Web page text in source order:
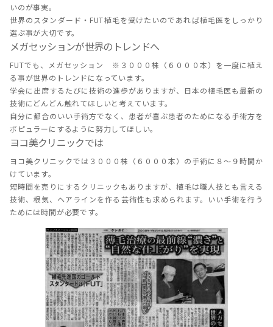
いのが事実。
世界のスタンダード・FUT植毛を受けたいのであれば植毛医をしっかり
選ぶ事が大切です。
メガセッションが世界のトレンドへ
FUTでも、メガセッション ※３０００株（６０００本）を一度に植え
る事が世界のトレンドになっています。
学会に出席するたびに技術の進歩がありますが、日本の植毛医も最新の
技術にどんどん触れてほしいと考えています。
自分に都合のいい手術方でなく、患者が喜ぶ患者のためになる手術方を
ポピュラーにするように努力してほしい。
ヨコ美クリニックでは
ヨコ美クリニックでは３０００株（６０００本）の手術に８～９時間か
けています。
短時間を売りにするクリニックもありますが、植毛は職人技とも言える
技術、根気、ヘアラインを作る芸術性も求められます。いい手術を行う
ためには時間が必要です。